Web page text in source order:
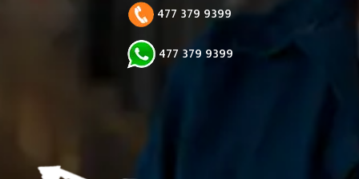
477 379 9399
477 379 9399